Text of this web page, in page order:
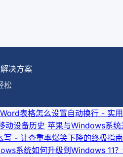
决方案
松
Word表格怎么设置自动换行 - 实
动设备历史 苹果与Windows系
写 - 让查重率爆笑下降的终极指南
系统如何升级到Windows 11